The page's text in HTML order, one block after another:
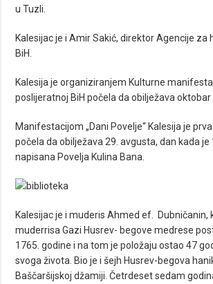
u Tuzli.
Kalesijac je i Amir Sakić, direktor Agencije za
BiH.
Kalesija je organiziranjem Kulturne
poslijeratnoj BiH počela da obilježava oktobar
Manifestacijom „Dani Povelje“ Kalesija je
počela da obilježava 29. avgusta, dan kada je
napisana Povelja Kulina Bana.
Kalesijac je i muderis Ahmed ef. Dubničanin,
muderrisa Gazi Husrev- begove medrese
1765. godine i na tom je položaju ostao 47
svoga života. Bio je i šejh Husrev-begova
Baščaršijskoj džamiji. Četrdeset sedam